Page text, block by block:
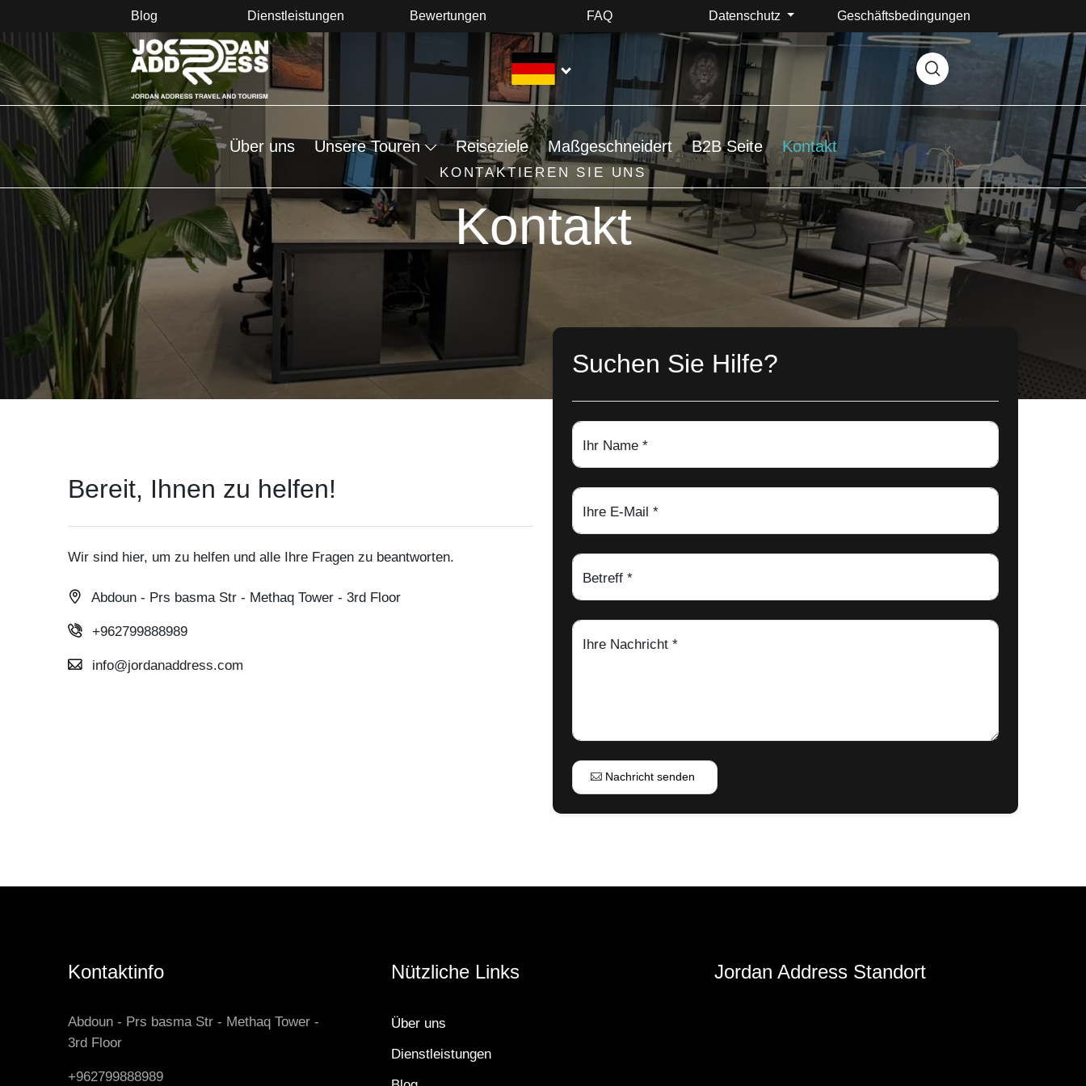
Blog Dienstleistungen Bewertungen FAQ Datenschutz Geschäftsbedingungen
Über uns Unsere Touren Reiseziele Maßgeschneidert B2B Seite Kontakt
KONTAKTIEREN SIE UNS
Kontakt
Bereit, Ihnen zu helfen!
Wir sind hier, um zu helfen und alle Ihre Fragen zu beantworten.
Abdoun - Prs basma Str - Methaq Tower - 3rd Floor
+962799888989
info@jordanaddress.com
Suchen Sie Hilfe?
Ihr Name *
Ihre E-Mail *
Betreff *
Ihre Nachricht *
Nachricht senden
Kontaktinfo
Abdoun - Prs basma Str - Methaq Tower -
3rd Floor
+962799888989
Nützliche Links
Über uns
Dienstleistungen
Jordan Address Standort